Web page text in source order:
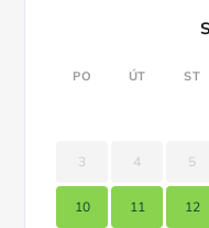
PO ÚT ST
3 4 5
10 11 12